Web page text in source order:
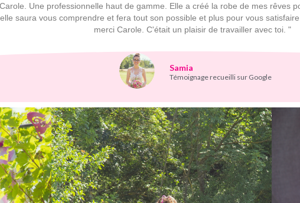
Une professionnelle haut de gamme. Elle a créé la robe de mes rêves
saura vous comprendre et fera tout son possible et plus pour vous
merci Carole. C'était un plaisir de travailler avec toi. "
Samia
Témoignage recueilli sur Google